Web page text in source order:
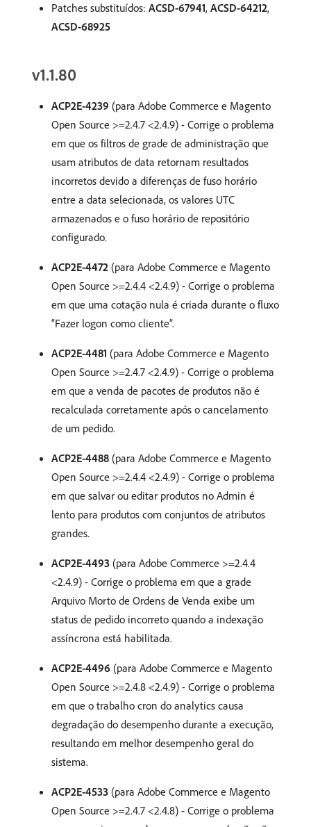
Patches substituídos: ACSD-67941, ACSD-64212,
ACSD-68925
v1.1.80
ACP2E-4239 (para Adobe Commerce e Magento
Open Source >=2.4.7 <2.4.9) - Corrige o problema
em que os filtros de grade de administração que
usam atributos de data retornam resultados
incorretos devido a diferenças de fuso horário
entre a data selecionada, os valores UTC
armazenados e o fuso horário de repositório
configurado.
ACP2E-4472 (para Adobe Commerce e Magento
Open Source >=2.4.4 <2.4.9) - Corrige o problema
em que uma cotação nula é criada durante o fluxo
“Fazer logon como cliente”.
ACP2E-4481 (para Adobe Commerce e Magento
Open Source >=2.4.7 <2.4.9) - Corrige o problema
em que a venda de pacotes de produtos não é
recalculada corretamente após o cancelamento
de um pedido.
ACP2E-4488 (para Adobe Commerce e Magento
Open Source >=2.4.4 <2.4.9) - Corrige o problema
em que salvar ou editar produtos no Admin é
lento para produtos com conjuntos de atributos
grandes.
ACP2E-4493 (para Adobe Commerce >=2.4.4
<2.4.9) - Corrige o problema em que a grade
Arquivo Morto de Ordens de Venda exibe um
status de pedido incorreto quando a indexação
assíncrona está habilitada.
ACP2E-4496 (para Adobe Commerce e Magento
Open Source >=2.4.8 <2.4.9) - Corrige o problema
em que o trabalho cron do analytics causa
degradação do desempenho durante a execução,
resultando em melhor desempenho geral do
sistema.
ACP2E-4533 (para Adobe Commerce e Magento
Open Source >=2.4.7 <2.4.8) - Corrige o problema